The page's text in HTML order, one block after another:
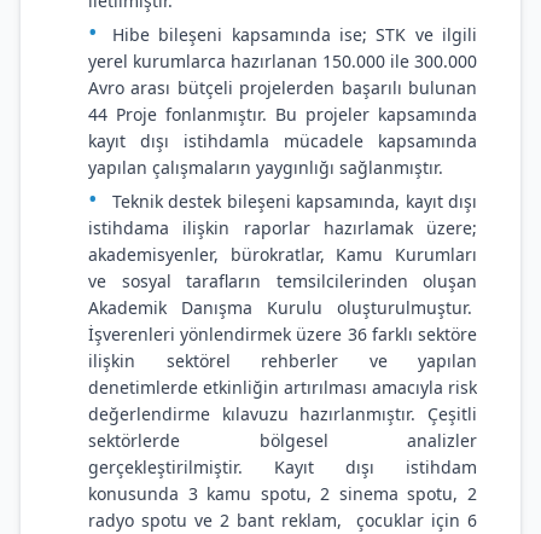
Hibe bileşeni kapsamında ise; STK ve ilgili
yerel kurumlarca hazırlanan 150.000 ile 300.000
Avro arası bütçeli projelerden başarılı bulunan
44 Proje fonlanmıştır. Bu projeler kapsamında
kayıt dışı istihdamla mücadele kapsamında
yapılan çalışmaların yaygınlığı sağlanmıştır.
Teknik destek bileşeni kapsamında, kayıt dışı
istihdama ilişkin raporlar hazırlamak üzere;
akademisyenler, bürokratlar, Kamu Kurumları
ve sosyal tarafların temsilcilerinden oluşan
Akademik Danışma Kurulu oluşturulmuştur.
İşverenleri yönlendirmek üzere 36 farklı sektöre
ilişkin sektörel rehberler ve yapılan
denetimlerde etkinliğin artırılması amacıyla risk
değerlendirme kılavuzu hazırlanmıştır. Çeşitli
sektörlerde bölgesel analizler
gerçekleştirilmiştir. Kayıt dışı istihdam
konusunda 3 kamu spotu, 2 sinema spotu, 2
radyo spotu ve 2 bant reklam, çocuklar için 6